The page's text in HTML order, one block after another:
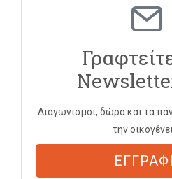
Διαγωνισμοί, δώρα και τα
την